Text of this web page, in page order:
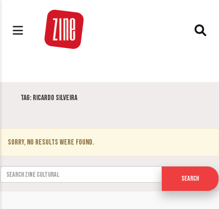
Tag: Ricardo Silveira
Sorry, no results were found.
Search for:
Search